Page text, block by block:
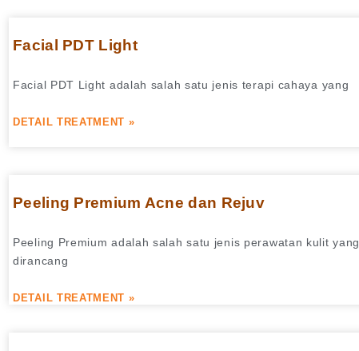
Facial PDT Light
Facial PDT Light adalah salah satu jenis terapi cahaya yang
DETAIL TREATMENT »
Peeling Premium Acne dan Rejuv
Peeling Premium adalah salah satu jenis perawatan kulit yang
dirancang
DETAIL TREATMENT »